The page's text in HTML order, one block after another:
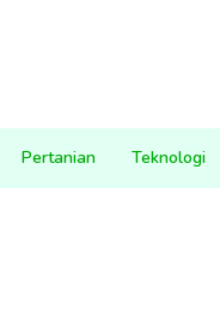
Pertanian Teknologi